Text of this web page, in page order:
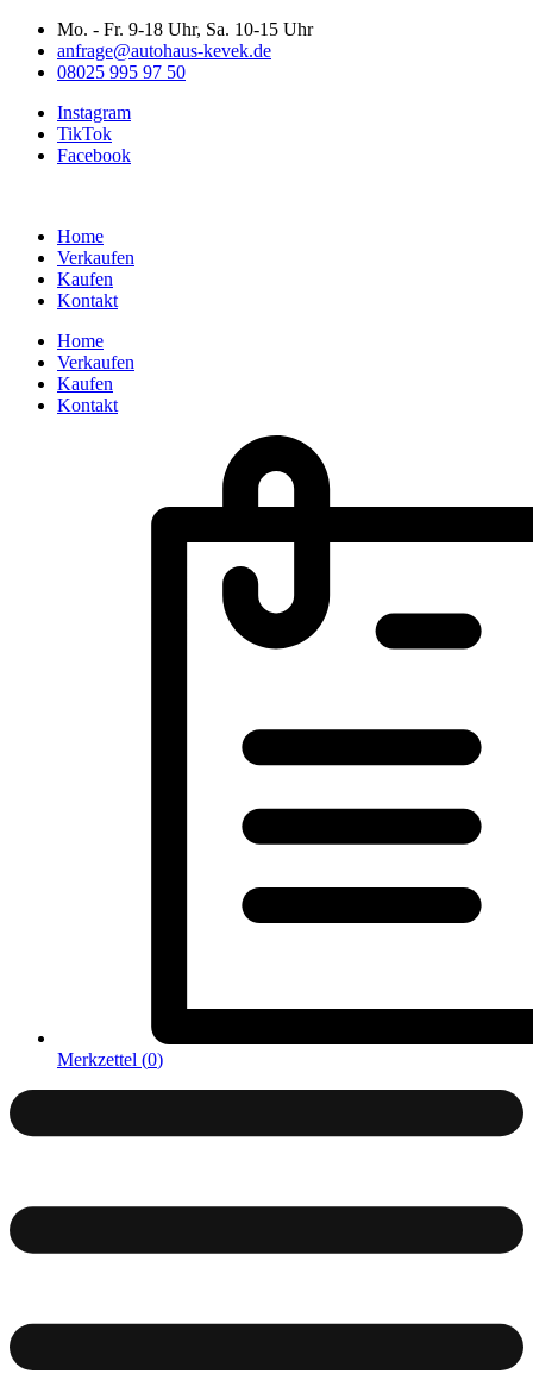
Zum
Inhalt
wechseln
Mo. - Fr. 9-18 Uhr, Sa. 10-15 Uhr
anfrage@autohaus-kevek.de
08025 995 97 50
Instagram
TikTok
Facebook
Home
Verkaufen
Kaufen
Kontakt
Home
Verkaufen
Kaufen
Kontakt
Merkzettel (0)